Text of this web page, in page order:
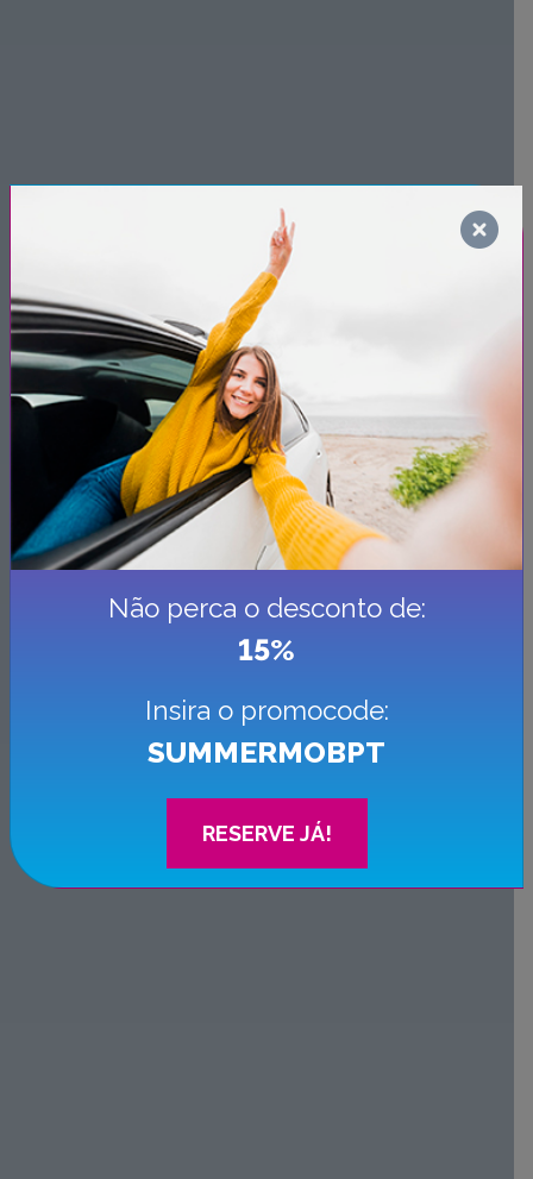
Não perca o desconto de:
15%
Insira o promocode:
SUMMERMOBPT
RESERVE JÁ!